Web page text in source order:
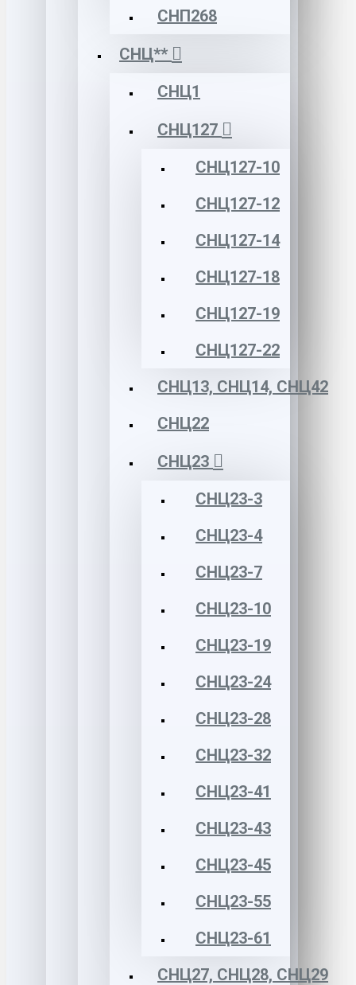
СНП268
СНЦ**
СНЦ1
СНЦ127
СНЦ127-10
СНЦ127-12
СНЦ127-14
СНЦ127-18
СНЦ127-19
СНЦ127-22
СНЦ13, СНЦ14, СНЦ42
СНЦ22
СНЦ23
СНЦ23-3
СНЦ23-4
СНЦ23-7
СНЦ23-10
СНЦ23-19
СНЦ23-24
СНЦ23-28
СНЦ23-32
СНЦ23-41
СНЦ23-43
СНЦ23-45
СНЦ23-55
СНЦ23-61
СНЦ27, СНЦ28, СНЦ29